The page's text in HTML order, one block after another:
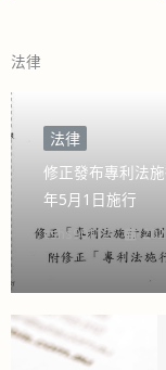
法律
法律
修正發布專利法
年5月1日施行
cshs90112